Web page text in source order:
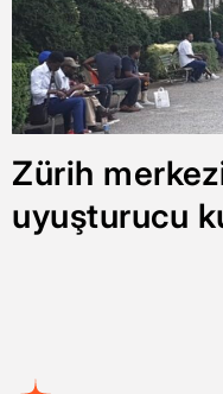
Zürih
uyuşturucu